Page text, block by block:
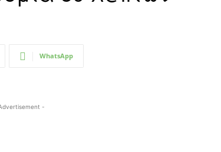
WhatsApp
-